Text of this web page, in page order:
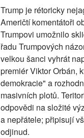
Trump je rétoricky
Američtí komentátoři
Trumpovi umožnilo
řadu Trumpových
velkou šanci vyhrát
premiér Viktor Orbán,
demokracie" a
masivních plotů.
odpovědi na složité
a nepřátele; připisují
odjinud.